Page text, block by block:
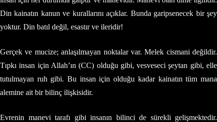
Din kainatın kanun ve kurallarını açıklar. Bunda garipsenecek bir şey
yoktur. Din batıl değil, esastır ve ileridir!
Gerçek ve mucize; anlaşılmayan noktalar var. Melek cismani değildir.
Tıpkı insan için Allah’ın (CC) olduğu gibi, vesveseci şeytan gibi, elle
tutulmayan ruh gibi. Bu insan için olduğu kadar kainatın tüm mana
alemine ait bir bilinç ilişkisidir.
Evrenin manevi tarafı gibi insanın bilinci de sürekli gelişmektedir.